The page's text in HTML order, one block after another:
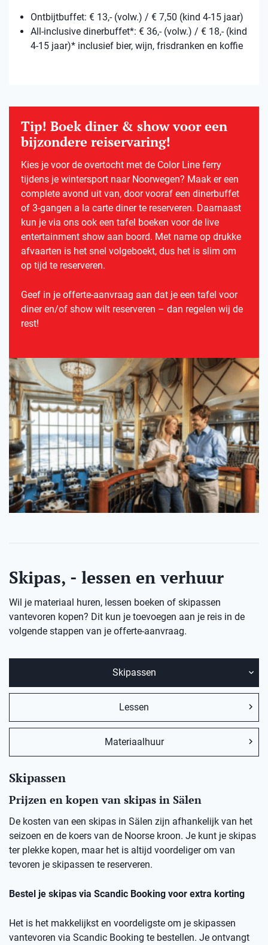
Ontbijtbuffet: € 13,- (volw.) / € 7,50 (kind 4-15 jaar)
All-inclusive dinerbuffet*: € 36,- (volw.) / € 18,- (kind
4-15 jaar)* inclusief bier, wijn, frisdranken en koffie
Tip! Boek diner & show voor een
bijzondere reiservaring!
Kies je voor de overtocht met de Color Line ferry
tijdens je wintersport naar Noorwegen? Maak er een
complete avond uit van, door vooraf een dinerbuffet
of 3-gangen a la carte diner te reserveren. Daarnaast
kun je via ons ook een tafel boeken voor de live
entertainment show aan boord. Met name op drukke
afvaarten is het snel volgeboekt, dus het is slim om
op tijd te reserveren.
Geef in je offerte-aanvraag aan dat je een tafel voor
diner en/of show wilt reserveren – dan regelen wij de
rest!
Skipas, - lessen en verhuur
Wil je materiaal huren, lessen boeken of skipassen
vantevoren kopen? Dit kun je toevoegen aan je reis in de
volgende stappen van je offerte-aanvraag.
Skipassen
Lessen
Materiaalhuur
Skipassen
Prijzen en kopen van skipas in Sälen
De kosten van een skipas in Sälen zijn afhankelijk van het
seizoen en de koers van de Noorse kroon. Je kunt je skipas
ter plekke kopen, maar het is altijd voordeliger om van
tevoren je skipassen te reserveren.
Bestel je skipas via Scandic Booking voor extra korting
Het is het makkelijkst en voordeligste om je skipassen
vantevoren via Scandic Booking te bestellen. Je ontvangt